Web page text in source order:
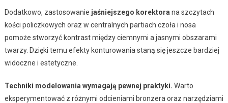
Dodatkowo, zastosowanie jaśniejszego korektora na szczytach
kości policzkowych oraz w centralnych partiach czoła i nosa
pomoże stworzyć kontrast między ciemnymi a jasnymi obszarami
twarzy. Dzięki temu efekty konturowania staną się jeszcze bardziej
widoczne i estetyczne.
Techniki modelowania wymagają pewnej praktyki. Warto
eksperymentować z różnymi odcieniami bronzera oraz narzędziami